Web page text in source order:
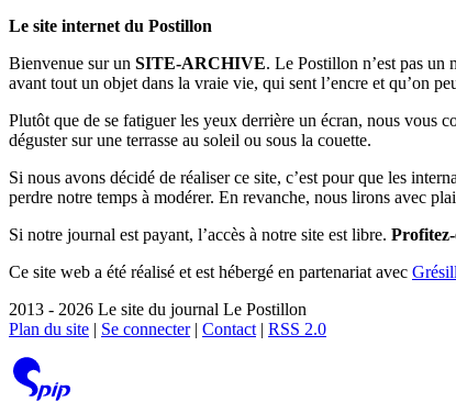
Le site internet du Postillon
Bienvenue sur un SITE-ARCHIVE. Le Postillon n’est pas un
avant tout un objet dans la vraie vie, qui sent l’encre et qu’on
Plutôt que de se fatiguer les yeux derrière un écran, nous vous
déguster sur une terrasse au soleil ou sous la couette.
Si nous avons décidé de réaliser ce site, c’est pour que les
perdre notre temps à modérer. En revanche, nous lirons avec
Si notre journal est payant, l’accès à notre site est libre.
Ce site web a été réalisé et est hébergé en partenariat avec
2013 - 2026 Le site du journal Le Postillon
Plan du site | Se connecter| Contact | RSS 2.0